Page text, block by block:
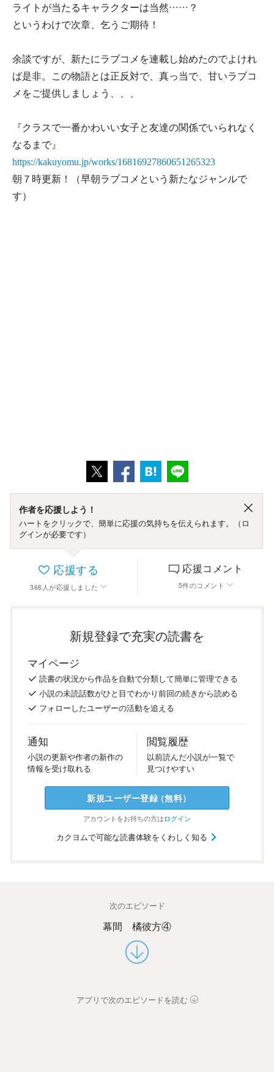
ライトが当たるキャラクターは当然……？
というわけで次章、乞うご期待！
余談ですが、新たにラブコメを連載し始めたのでよけれ
ば是非。この物語とは正反対で、真っ当で、甘いラブコ
メをご提供しましょう、、、
『クラスで一番かわいい女子と友達の関係でいられなく
なるまで』
https://kakuyomu.jp/works/16816927860651265323
朝７時更新！（早朝ラブコメという新たなジャンルで
す）
作者を応援しよう！
ハートをクリックで、簡単に応援の気持ちを伝えられます。（ロ
グインが必要です）
応援する
366 人が応援しました
応援コメント
5件のコメント
新規登録で充実の読書を
マイページ
読書の状況から作品を自動で分類して簡単に管理できる
小説の未読話数がひと目でわかり前回の続きから読める
フォローしたユーザーの活動を追える
通知
小説の更新や作者の新作の
情報を受け取れる
閲覧履歴
以前読んだ小説が一覧で
見つけやすい
新規ユーザー登録（無料）
アカウントをお持ちの方はログイン
カクヨムで可能な読書体験をくわしく知る
次のエピソード
幕間 橘彼方④
アプリで次のエピソードを読む